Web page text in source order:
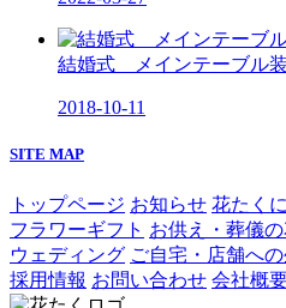
結婚式 メインテーブル
2018-10-11
SITE MAP
トップページ お知らせ 花たく
フラワーギフト お供え・葬儀
ウェディング ご自宅・店舗へ
採用情報 お問い合わせ 会社概